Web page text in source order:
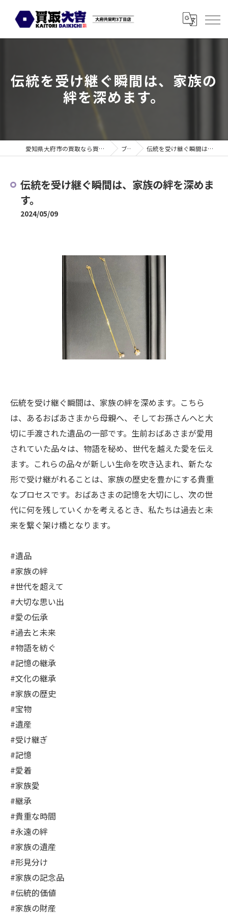
伝統を受け継ぐ瞬間は、家族の
絆を深めます。
愛知県大府市の買取なら買取大吉 大府共栄町3丁目店 ブログ 伝統を受け継ぐ瞬間は、家族の絆を深めます。
伝統を受け継ぐ瞬間は、家族の絆を深めま
す。
2024/05/09
伝統を受け継ぐ瞬間は、家族の絆を深めます。こちら
は、あるおばあさまから母親へ、そしてお孫さんへと大
切に手渡された遺品の一部です。生前おばあさまが愛用
されていた品々は、物語を秘め、世代を越えた愛を伝え
ます。これらの品々が新しい生命を吹き込まれ、新たな
形で受け継がれることは、家族の歴史を豊かにする貴重
なプロセスです。おばあさまの記憶を大切にし、次の世
代に何を残していくかを考えるとき、私たちは過去と未
来を繋ぐ架け橋となります。
#遺品
#家族の絆
#世代を超えて
#大切な思い出
#愛の伝承
#過去と未来
#物語を紡ぐ
#記憶の継承
#文化の継承
#家族の歴史
#宝物
#遺産
#受け継ぎ
#記憶
#愛着
#家族愛
#継承
#貴重な時間
#永遠の絆
#家族の遺産
#形見分け
#家族の記念品
#伝統的価値
#家族の財産